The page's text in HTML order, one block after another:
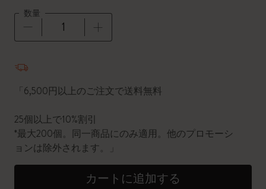
数量
「6,500円以上のご注文で送料無料
25個以上で10%割引
*最大200個。同一商品にのみ適用。他のプロモーシ
ョンは除外されます。」
カートに追加する